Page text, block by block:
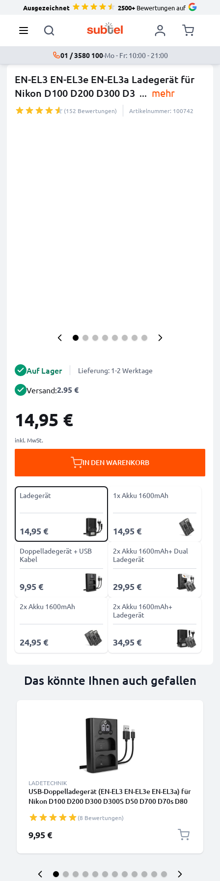
Ausgezeichnet 2500+Bewertungen auf
01 / 3580 100·Mo - Fr: 10:00 - 21:00
EN-EL3 EN-EL3e EN-EL3a Ladegerät für
Nikon D100 D200 D300 D3 ... mehr
(152 Bewertungen) Artikelnummer: 100742
Auf Lager Lieferung: 1-2 Werktage
Versand:2.95 €
14,95 €
inkl. MwSt.
IN DEN WARENKORB
Ladegerät
14,95 €
1x Akku 1600mAh
14,95 €
Doppelladegerät + USB
Kabel
9,95 €
2x Akku 1600mAh+ Dual
Ladegerät
29,95 €
2x Akku 1600mAh
24,95 €
2x Akku 1600mAh+
Ladegerät
34,95 €
Das könnte Ihnen auch gefallen
LADETECHNIK
USB-Doppelladegerät (EN-EL3 EN-EL3e EN-EL3a) für
Nikon D100 D200 D300 D300S D50 D700 D70s D80
(8 Bewertungen)
9,95 €